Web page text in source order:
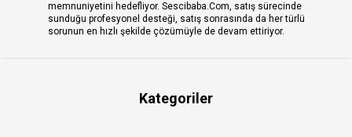
memnuniyetini hedefliyor. Sescibaba.Com, satış sürecinde
sunduğu profesyonel desteği, satış sonrasında da her türlü
sorunun en hızlı şekilde çözümüyle de devam ettiriyor.
Kategoriler